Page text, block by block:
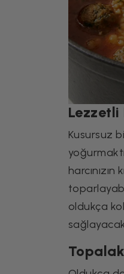
Lezzetli
Kusursuz
oldukça